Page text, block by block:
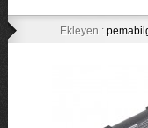
Ekleyen :